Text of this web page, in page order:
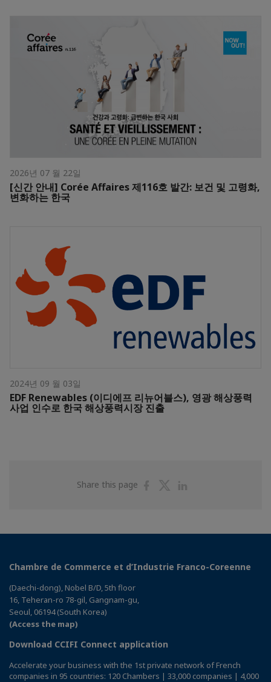
2026년 07 월 22일
[신간 안내] Corée Affaires 제116호 발간: 보건 및 고령화,
변화하는 한국
2024년 09 월 03일
EDF Renewables (이디에프 리뉴어블스), 영광 해상풍력
사업 인수로 한국 해상풍력시장 진출
Share this page
ShareShare
Chambre de Commerce et d’Industrie Franco-Coreenne
(Daechi-dong), Nobel B/D, 5th floor
16, Teheran-ro 78-gil, Gangnam-gu,
Seoul, 06194 (South Korea)
(Access the map)
Download CCIFI Connect application
Accelerate your business with the 1st private network of French
companies in 95 countries: 120 Chambers | 33,000 companies | 4,000